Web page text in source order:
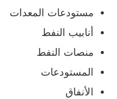
مستودعات المعدات
أنابيب النفط
منصات النفط
المستودعات
الأنفاق